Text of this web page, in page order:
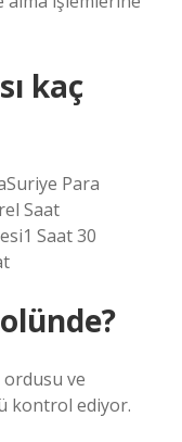
kaç
Para
Saat
Saat 30
ordusu ve
kontrol ediyor.